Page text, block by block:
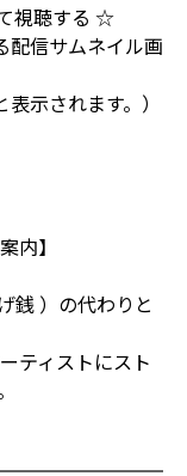
視聴する ☆
配信サムネイル画
示されます。）
内】
銭 ）の代わりと
ティストにスト